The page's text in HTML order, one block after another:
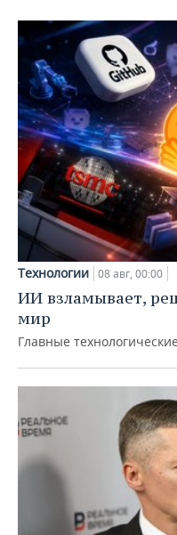
Технологии 08 авг, 00:00
ИИ взламывает,
мир
Главные